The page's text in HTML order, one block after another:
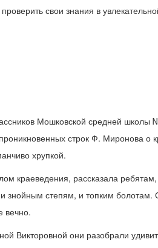
свои знания в
Мошковской средней школы
строк Ф. Миронова о
хрупкой.
краеведения, рассказала
знойным степям, и топким
вечно.
Викторовной они разобрали